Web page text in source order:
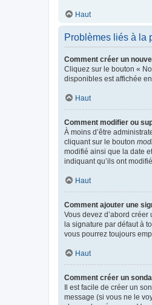
Haut
Problèmes liés à la
Comment créer un
Cliquez sur le bouton «
disponibles est affichée
Haut
Comment modifier ou
À moins d’être
cliquant sur le bouton
modifié ainsi que la date
indiquant qu’ils ont
Haut
Comment ajouter une
Vous devez d’abord
la signature par défaut à
vous pourrez toujours
Haut
Comment créer un
Il est facile de créer un
message (si vous ne le